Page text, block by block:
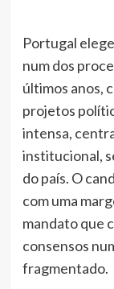
Portugal
num dos
últimos anos,
projetos
intensa,
institucional,
do país. O
com uma
mandato que
consensos
fragmentado.